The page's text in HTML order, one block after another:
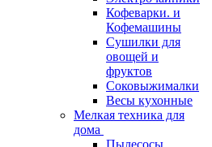
Кофеварки. и
Кофемашины
Сушилки для
овощей и
фруктов
Соковыжималки
Весы кухонные
Мелкая техника для
дома
Пылесосы